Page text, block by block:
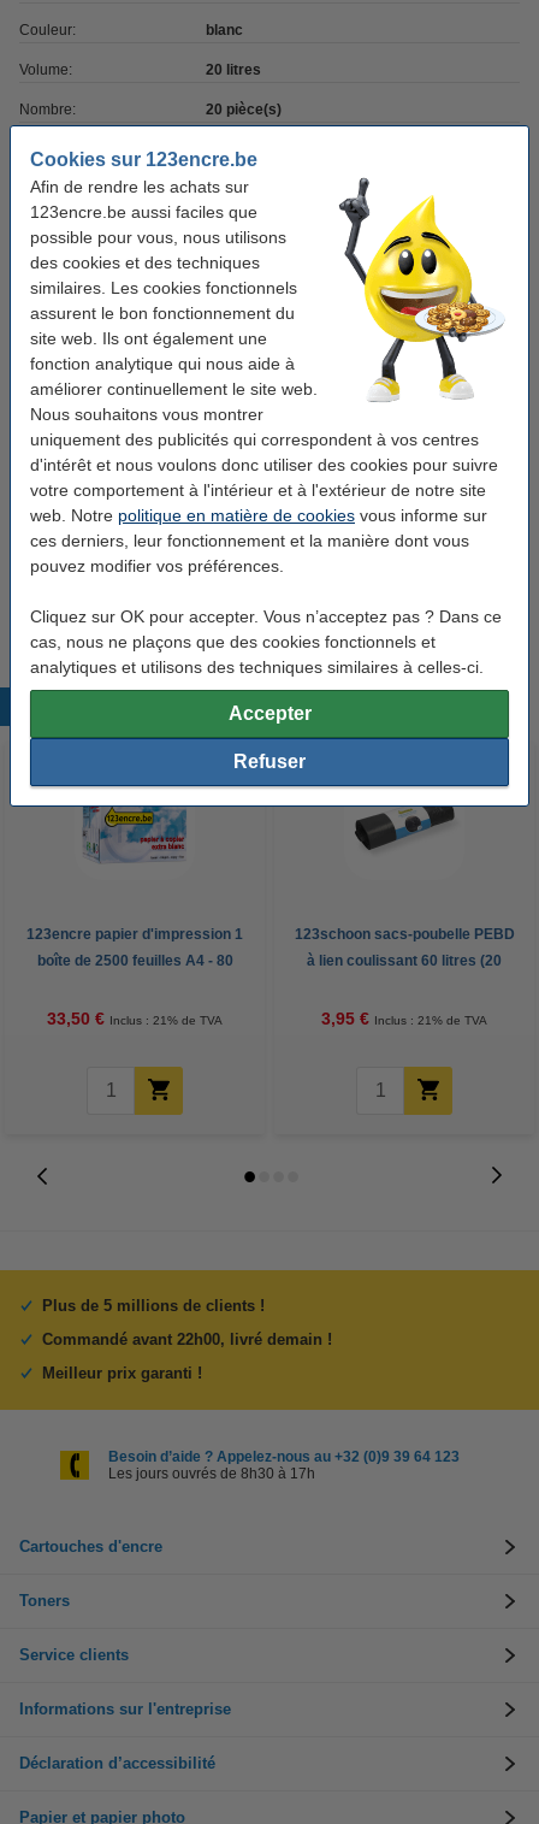
Cookies sur 123encre.be
Afin de rendre les achats sur
123encre.be aussi faciles que
possible pour vous, nous utilisons
des cookies et des techniques
similaires. Les cookies fonctionnels
assurent le bon fonctionnement du
site web. Ils ont également une
fonction analytique qui nous aide à
améliorer continuellement le site web.
Nous souhaitons vous montrer
uniquement des publicités qui correspondent à vos centres
d'intérêt et nous voulons donc utiliser des cookies pour suivre
votre comportement à l'intérieur et à l'extérieur de notre site
web. Notre politique en matière de cookies vous informe sur
ces derniers, leur fonctionnement et la manière dont vous
pouvez modifier vos préférences.
Cliquez sur OK pour accepter. Vous n’acceptez pas ? Dans ce
cas, nous ne plaçons que des cookies fonctionnels et
analytiques et utilisons des techniques similaires à celles-ci.
Accepter
Refuser
Couleur: blanc
Volume: 20 litres
Nombre: 20 pièce(s)
Code produit: SSW00078
Pack avantageux : 9+1 gratuit
Offre : 10x Swirl sacs-poubelle indéchirables et
étanches avec poignées 20 litres (20 pièces)
26,55 €
Bon plan : commandez également
At Home Clean Multi-Cleaning lingettes
nettoyantes (55 pièces)
1,95 €
123schoon essuie-tout 2 plis 2 x 50 feuilles
2,25 €
123schoon Eco Blue Lime savon pour les
Produits populaires
123encre papier d'impression 1
boîte de 2500 feuilles A4 - 80
33,50 € Inclus : 21% de TVA
123schoon sacs-poubelle PEBD
à lien coulissant 60 litres (20
3,95 € Inclus : 21% de TVA
Plus de 5 millions de clients !
Commandé avant 22h00, livré demain !
Meilleur prix garanti !
Besoin d’aide ? Appelez-nous au +32 (0)9 39 64 123
Les jours ouvrés de 8h30 à 17h
Cartouches d'encre
Toners
Service clients
Informations sur l'entreprise
Déclaration d’accessibilité
Papier et papier photo